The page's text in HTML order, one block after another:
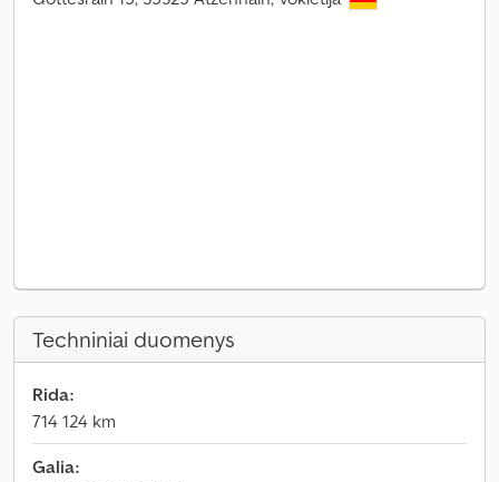
Techniniai duomenys
Rida:
714 124 km
Galia: